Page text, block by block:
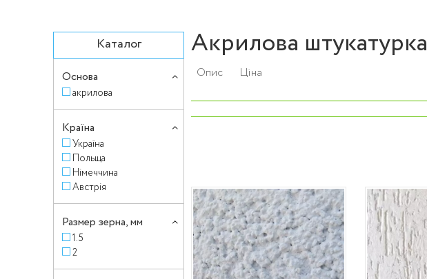
Каталог
Основа
акрилова
Країна
Україна
Польща
Німеччина
Австрія
Размер зерна, мм
1.5
2
Акрилова штукатурка
Опис Ціна
‹